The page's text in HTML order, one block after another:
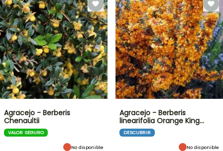
Agracejo - Berberis
Chenaultii
VALOR SEGURO
No disponible
Agracejo - Berberis
linearifolia Orange King…
DESCUBRIR
No disponible